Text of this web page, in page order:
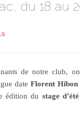
du 18 au
de notre club,
dateFlorent Hibon
édition du stage